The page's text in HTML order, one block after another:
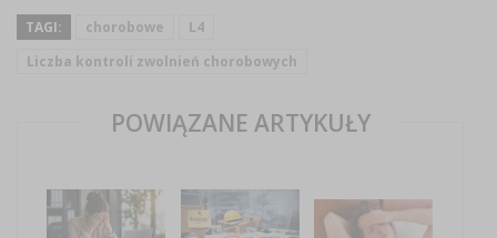
TAGI: chorobowe
L4
Liczba kontroli zwolnień chorobowych
POWIĄZANE ARTYKUŁY